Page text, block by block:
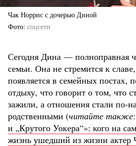
Чак Норрис с дочерью Диной
Фото соцсети
Сегодня Дина — полноправная
семьи. Она не стремится к
появляется в семейных постах,
отдыху, что говорит о том, что
зажили, а отношения стали по-
родственными (читайте также:
и „Крутого Уокера“»: кого на
жизнь ушедший из жизни актер